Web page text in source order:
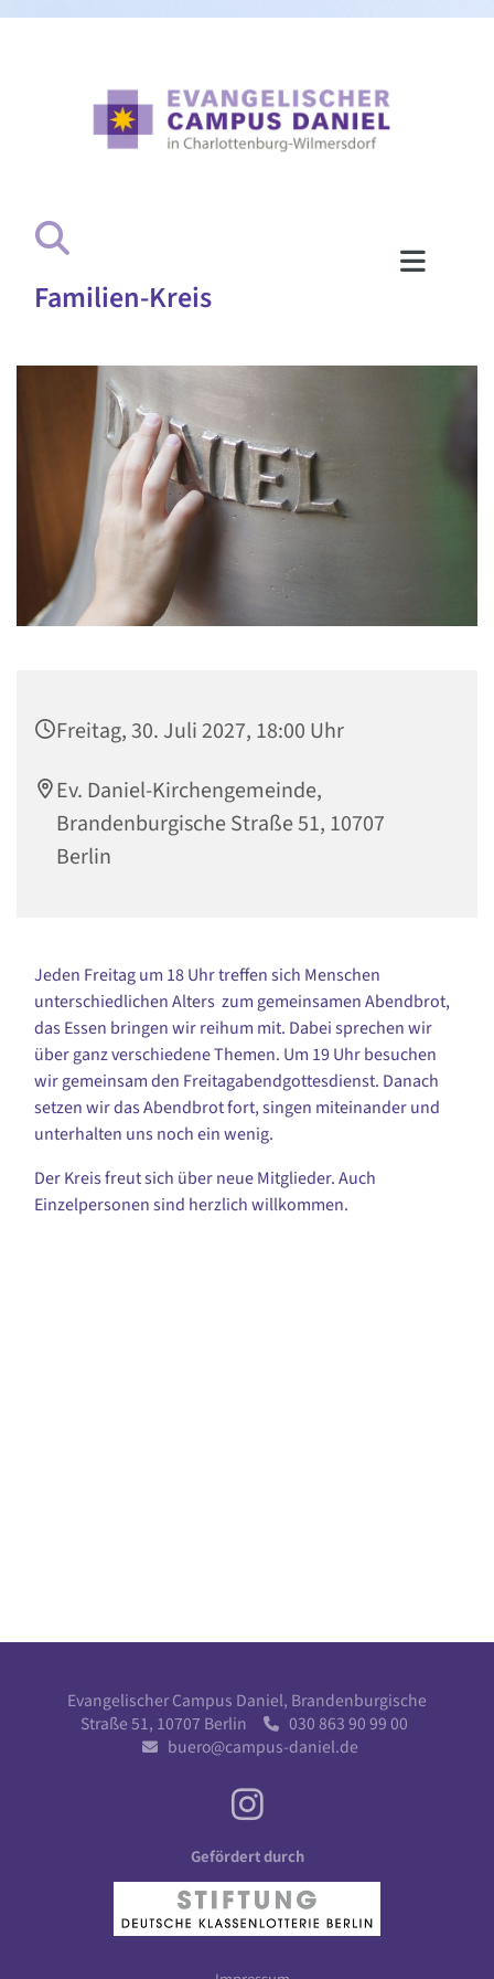
Familien-Kreis
Freitag, 30. Juli 2027, 18:00 Uhr
Ev. Daniel-Kirchengemeinde,
Brandenburgische Straße 51, 10707
Berlin
Jeden Freitag um 18 Uhr treffen sich Menschen
unterschiedlichen Alters zum gemeinsamen Abendbrot,
das Essen bringen wir reihum mit. Dabei sprechen wir
über ganz verschiedene Themen. Um 19 Uhr besuchen
wir gemeinsam den Freitagabendgottesdienst. Danach
setzen wir das Abendbrot fort, singen miteinander und
unterhalten uns noch ein wenig.
Der Kreis freut sich über neue Mitglieder. Auch
Einzelpersonen sind herzlich willkommen.
Evangelischer Campus Daniel, Brandenburgische
Straße 51, 10707 Berlin
030 863 90 99 00
 buero@campus-daniel.de
Gefördert durch